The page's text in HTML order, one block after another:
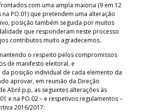
com uma ampla maioria (9 em 12
PO.01) que pretendem uma alteração
posição também seguida por muitos
que responderam neste processo
contributos muito agradecemos.
o respeito pelos compromissos
de manifesto eleitoral, e
posição individual de cada elemento da
aprovar, em reunião da Direção
Abril p.p, as seguintes alterações às
e na PO.02 – e respetivos regulamentos –
2016/2017: